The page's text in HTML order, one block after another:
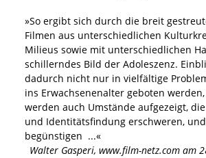
»So ergibt sich durch die breit
Filmen aus unterschiedlichen
Milieus sowie mit unterschiedlichen
schillerndes Bild der Adoleszenz.
dadurch nicht nur in vielfältige
ins Erwachsenenalter geboten
werden auch Umstände aufgezeigt,
und Identitätsfindung erschweren,
begünstigen ...«
Walter Gasperi, www.film-netz.com am